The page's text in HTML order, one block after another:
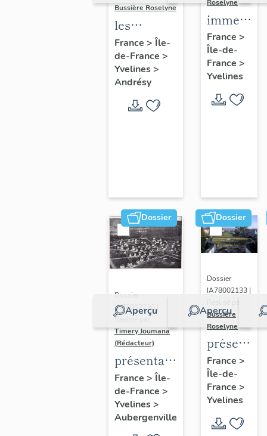
Bussière Roselyne
les
immeubles,
maisons et
fermes du
canton
d'Andrésy
France > Île-
de-France >
Yvelines>
Andrésy
Roselyne
maisons,
fermes
France >
Île-de-
France >
Yvelines
Dossier
Aperçu
Dossier
IA78002210 |
Réalisé par
Timery Joumana
(Rédacteur)
présentation
de l'étude
d'Elisabethville
France > Île-
de-France >
Yvelines>
Aubergenville
Dossier
Aperçu
Dossier
IA78002133 |
Bussière
Roselyne
du
diagnostic
et
France >
Île-de-
France >
Yvelines